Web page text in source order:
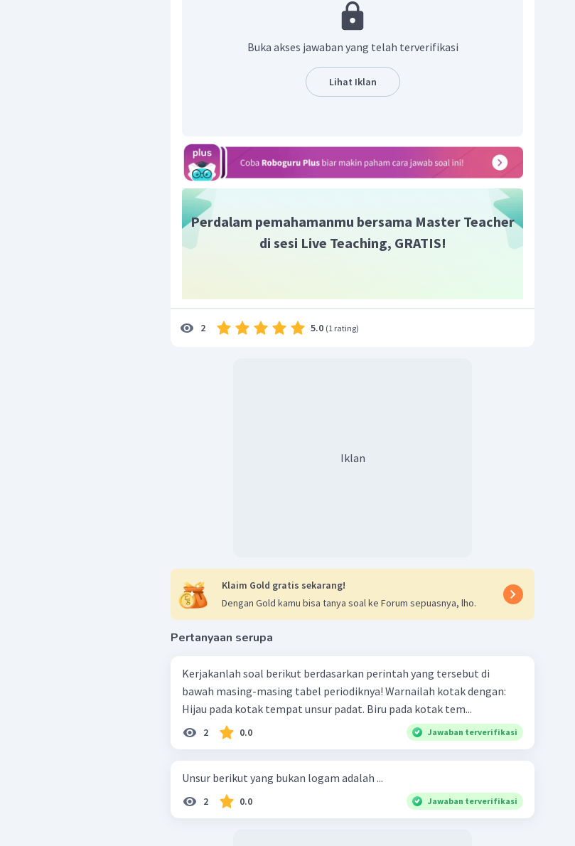
unsur nonlogam adalah golongan VIIA (halogen).
Jadi, jawaban yang benar adalah C.
Buka akses jawaban yang telah terverifikasi
Lihat Iklan
Perdalam pemahamanmu bersama Master Teacher
di sesi Live Teaching, GRATIS!
2 5.0 (1 rating)
Iklan
Klaim Gold gratis sekarang!
Dengan Gold kamu bisa tanya soal ke Forum sepuasnya, lho.
Pertanyaan serupa
Kerjakanlah soal berikut berdasarkan perintah yang tersebut di
bawah masing-masing tabel periodiknya! Warnailah kotak dengan:
Hijau pada kotak tempat unsur padat. Biru pada kotak tem...
2 0.0 Jawaban terverifikasi
Unsur berikut yang bukan logam adalah ...
2 0.0 Jawaban terverifikasi